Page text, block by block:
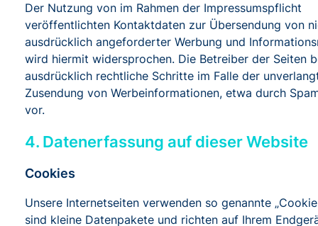
Der Nutzung von im Rahmen der Impressumspflicht
veröffentlichten Kontaktdaten zur Übersendung von
ausdrücklich angeforderter Werbung und
wird hiermit widersprochen. Die Betreiber der Seiten
ausdrücklich rechtliche Schritte im Falle der
Zusendung von Werbeinformationen, etwa durch
vor.
4. Datenerfassung auf dieser Website
Cookies
Unsere Internetseiten verwenden so genannte
sind kleine Datenpakete und richten auf Ihrem